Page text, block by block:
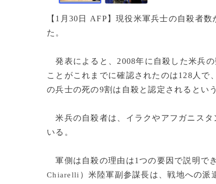
【1月30日 AFP】現役米軍兵士の自殺者
た。
発表によると、2008年に自殺した米兵
ことがこれまでに確認されたのは128人で
の兵士の死の9割は自殺と認定されるという
米兵の自殺者は、イラクやアフガニスタ
いる。
軍側は自殺の理由は1つの要因で説明で
Chiarelli ）米陸軍副参謀長は、戦地への